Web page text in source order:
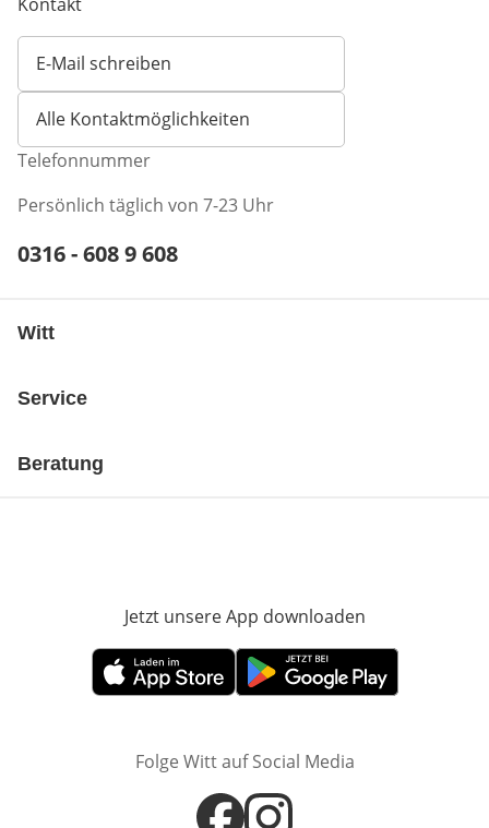
E-Mail schreiben
Öffnet E-Mail-Client
Alle Kontaktmöglichkeiten
Telefonnummer
Persönlich täglich von 7-23 Uhr
Telefonnummer:
0316 - 608 9 608
Witt
Service
Beratung
Jetzt unsere App downloaden
Öffnet in neuem FensterÖffnet in neuem Fenster
Folge Witt auf Social Media